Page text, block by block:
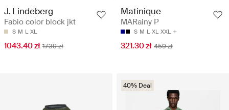
J. Lindeberg
Fabio color block jkt
S M L XL
1043.40 zł 1739 zł
Matinique
MARainy P
S M L XL XXL
321.30 zł 459 zł
40% Deal